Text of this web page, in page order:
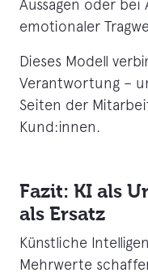
Aussagen oder
emotionaler
Dieses Modell
Verantwortung –
Seiten der
Kund:innen.
Fazit: KI als
als Ersatz
Künstliche
Mehrwerte